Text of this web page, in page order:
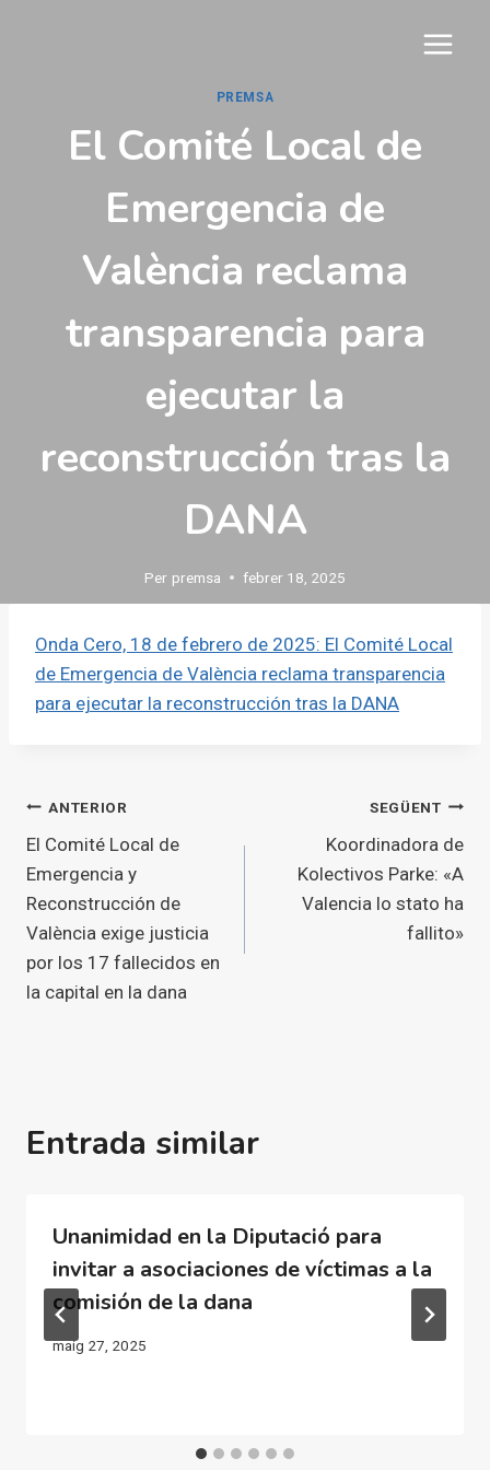
PREMSA
El Comité Local de
Emergencia de
València reclama
transparencia para
ejecutar la
reconstrucción tras la
DANA
Per premsa febrer 18, 2025
Onda Cero, 18 de febrero de 2025: El Comité Local
de Emergencia de València reclama transparencia
para ejecutar la reconstrucción tras la DANA
Navegació
d'entrades
ANTERIOR
El Comité Local de
Emergencia y
Reconstrucción de
València exige justicia
por los 17 fallecidos en
la capital en la dana
SEGÜENT
Koordinadora de
Kolectivos Parke: «A
Valencia lo stato ha
fallito»
Entrada similar
Unanimidad en la Diputació para
invitar a asociaciones de víctimas a la
comisión de la dana
maig 27, 2025